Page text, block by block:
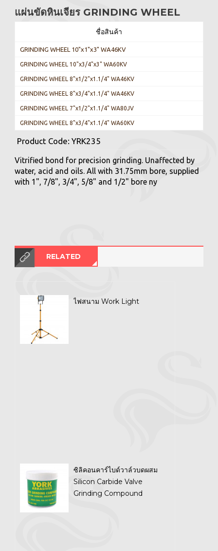
แผ่นขัดหินเจียร GRINDING WHEEL
ชื่อสินค้า
GRINDING WHEEL 10"x1"x3" WA46KV
GRINDING WHEEL 10"x3/4"x3" WA60KV
GRINDING WHEEL 8"x1/2"x1.1/4" WA46KV
GRINDING WHEEL 8"x3/4"x1.1/4" WA46KV
GRINDING WHEEL 7"x1/2"x1.1/4" WA80JV
GRINDING WHEEL 8"x3/4"x1.1/4" WA60KV
Product Code: YRK235
Vitrified bond for precision grinding. Unaffected by
water, acid and oils. All with 31.75mm bore, supplied
with 1", 7/8", 3/4", 5/8" and 1/2" bore ny
RELATED
ไฟสนาม Work Light
ซิลิคอนคาร์ไบด์วาล์วบดผสม
Silicon Carbide Valve
Grinding Compound